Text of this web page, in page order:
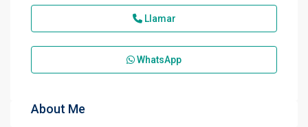
Llamar
WhatsApp
About Me